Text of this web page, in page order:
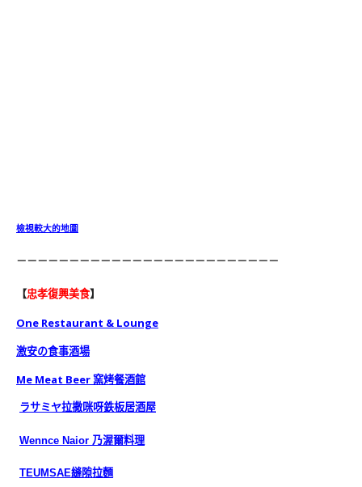
檢視較大的地圖
－－－－－－－－－－－－－－－－－－－－－－－－－
【忠孝復興美食】
One Restaurant & Lounge
激安の食事酒場
Me Meat Beer 窯烤餐酒館
ラサミヤ拉撒咪呀鉄板居酒屋
Wennce Naior 乃渥爾料理
TEUMSAE縫隙拉麵